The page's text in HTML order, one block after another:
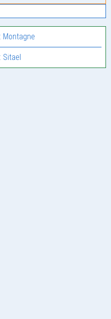
Montagne
Sitael